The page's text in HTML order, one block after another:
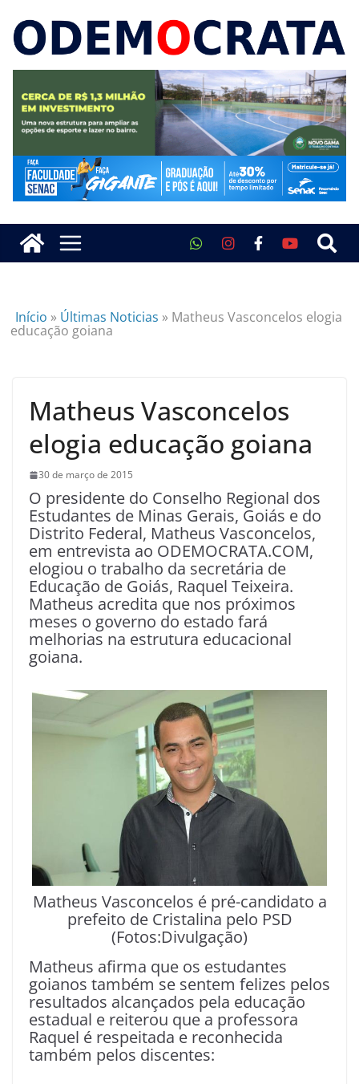
Início » Últimas Noticias » Matheus Vasconcelos elogia
educação goiana
Matheus Vasconcelos
elogia educação goiana
30 de março de 2015
O presidente do Conselho Regional dos
Estudantes de Minas Gerais, Goiás e do
Distrito Federal, Matheus Vasconcelos,
em entrevista ao ODEMOCRATA.COM,
elogiou o trabalho da secretária de
Educação de Goiás, Raquel Teixeira.
Matheus acredita que nos próximos
meses o governo do estado fará
melhorias na estrutura educacional
goiana.
Matheus Vasconcelos é pré-candidato a
prefeito de Cristalina pelo PSD
(Fotos:Divulgação)
Matheus afirma que os estudantes
goianos também se sentem felizes pelos
resultados alcançados pela educação
estadual e reiterou que a professora
Raquel é respeitada e reconhecida
também pelos discentes: